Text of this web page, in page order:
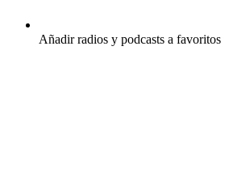
Añadir radios y podcasts a favoritos